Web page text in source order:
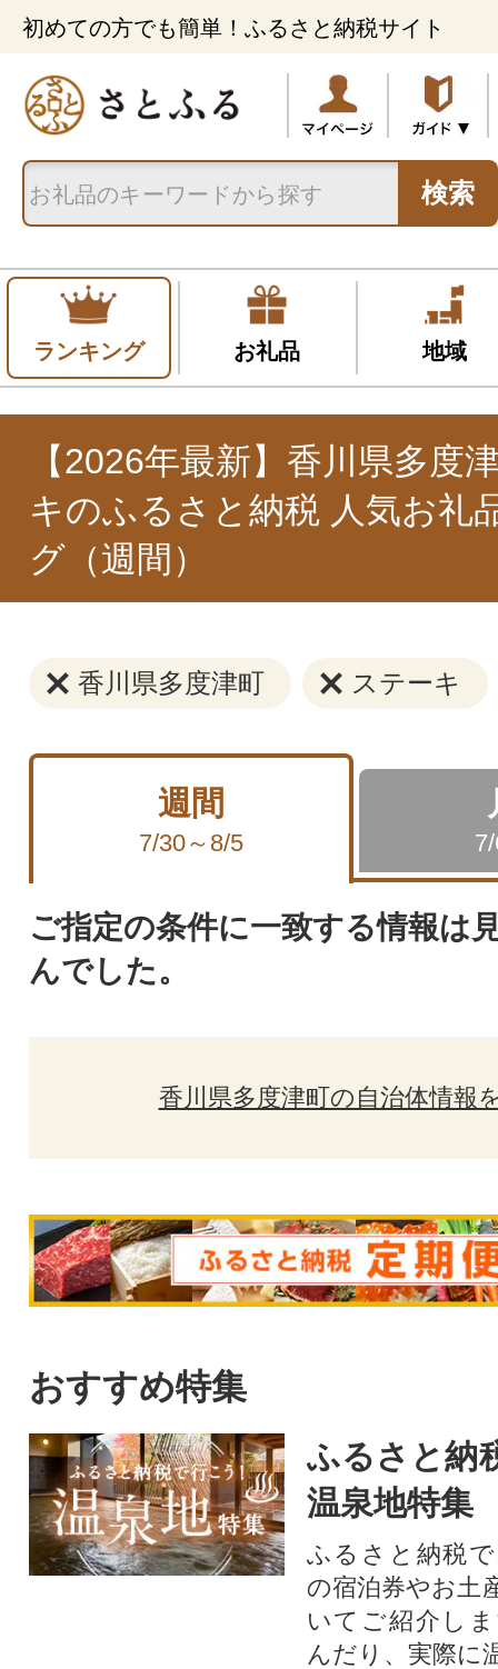
初めての方でも簡単！ふるさと納税サイト
検索
ランキング お礼品 地域
【2026年最新】香川県多度
キのふるさと納税 人気お礼
グ（週間）
香川県多度津町 ステーキ
週間
7/30～8/5
ご指定の条件に一致する情報は
んでした。
香川県多度津町の自治体情報
おすすめ特集
ふるさと納
温泉地特集
ふるさと納税
の宿泊券やお土
いてご紹介し
んだり、実際に